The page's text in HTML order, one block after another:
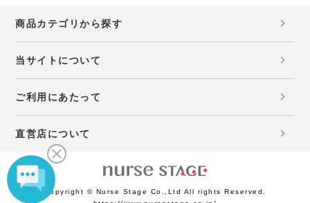
商品カテゴリから探す
当サイトについて
ご利用にあたって
直営店について
Copyright © Nurse Stage Co.,Ltd All rights Reserved.